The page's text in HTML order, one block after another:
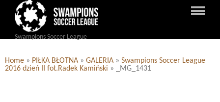
Swampions Soccer League
Home » PIŁKA BŁOTNA » GALERIA » Swampions Soccer League
2016 dzień II fot.Radek Kamiński » _MG_1431